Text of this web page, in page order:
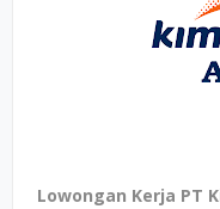
Lowongan Kerja PT